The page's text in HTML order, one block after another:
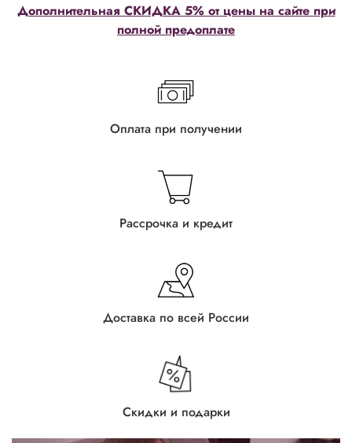
Дополнительная СКИДКА 5% от цены на сайте при
полной предоплате
Оплата при получении
Рассрочка и кредит
Доставка по всей России
Скидки и подарки